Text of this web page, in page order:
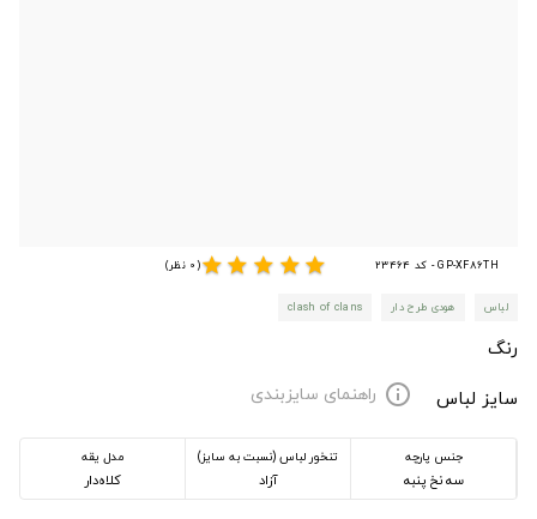
GP-XF86TH - کد 23464 star
star
star
star
star(0 نظر)
لباس هودی طرح دار clash of clans
رنگ
سایز لباس
info راهنمای سایزبندی
جنس پارچه
سه نخ پنبه
تنخور لباس (نسبت به سایز)
آزاد
مدل یقه
کلاه‌دار